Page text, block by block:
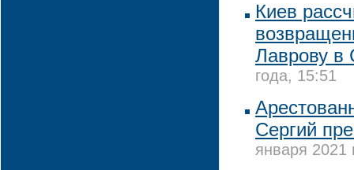
Киев
Лаврову в
года, 15:51
Сергий
января 2021